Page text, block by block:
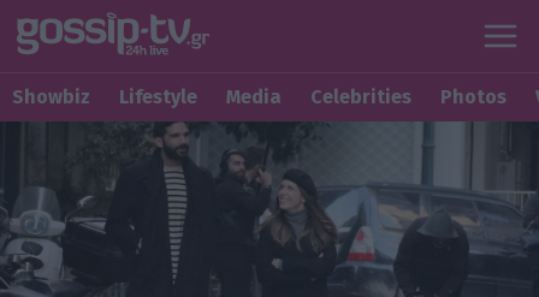
Showbiz Lifestyle Media Celebrities Photos